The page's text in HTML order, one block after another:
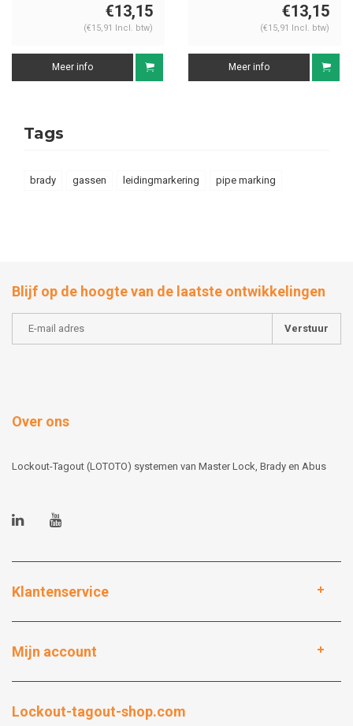
€13,15
(€15,91 Incl. btw)
Meer info
€13,15
(€15,91 Incl. btw)
Meer info
Tags
brady gassen leidingmarkering pipe marking
Blijf op de hoogte van de laatste ontwikkelingen
Verstuur
Over ons
Lockout-Tagout (LOTOTO) systemen van Master Lock, Brady en Abus
Klantenservice
Mijn account
Lockout-tagout-shop.com